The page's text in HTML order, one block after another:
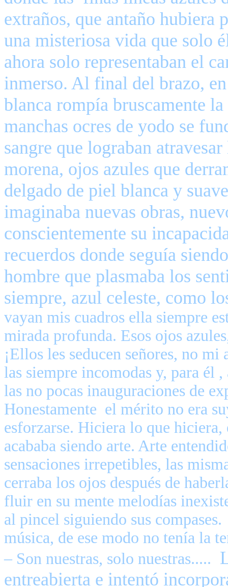
extraños, que antaño hubiera
una misteriosa vida que solo
ahora solo representaban el
inmerso. Al final del brazo,
blanca rompía bruscamente
manchas ocres de yodo se
sangre que lograban
morena, ojos azules que
delgado de piel blanca y
imaginaba nuevas obras,
conscientemente su
recuerdos donde seguía
hombre que plasmaba los
siempre, azul celeste, como
vayan mis cuadros ella siempre
mirada profunda. Esos ojos
¡Ellos les seducen señores, no
las siempre incomodas y, para él
las no pocas inauguraciones de
Honestamente el mérito no era
esforzarse. Hiciera lo que hiciera,
acababa siendo arte. Arte
sensaciones irrepetibles, las
cerraba los ojos después de
fluir en su mente melodías
al pincel siguiendo sus compases.
música, de ese modo no tenía la
– Son nuestras, solo nuestras.....
entreabierta e intentó